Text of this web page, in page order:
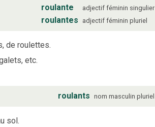
roulante adjectif féminin singulier
roulantes adjectif féminin pluriel
de roulettes.
etc.
roulants nom masculin pluriel
sol.